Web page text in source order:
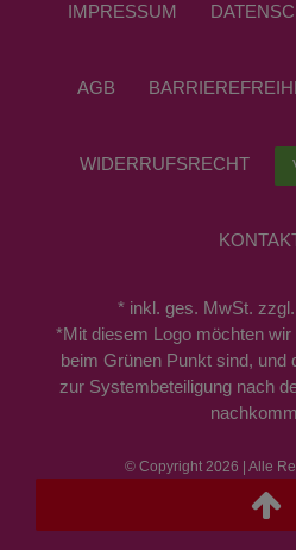
IMPRESSUM
AGB
WIDERRUFS­RECHT
* inkl. ges. MwSt.
*Mit diesem Logo möchten
beim Grünen Punkt sind, und
zur Systembeteiligung nach
© Copyright 2026 | Alle